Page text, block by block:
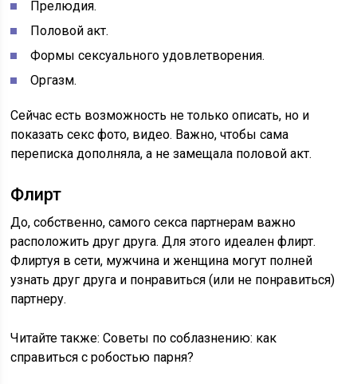
Прелюдия.
Половой акт.
Формы сексуального удовлетворения.
Оргазм.
Сейчас есть возможность не только описать, но и
показать секс фото, видео. Важно, чтобы сама
переписка дополняла, а не замещала половой акт.
Флирт
До, собственно, самого секса партнерам важно
расположить друг друга. Для этого идеален флирт.
Флиртуя в сети, мужчина и женщина могут полней
узнать друг друга и понравиться (или не понравиться)
партнеру.
Читайте также: Советы по соблазнению: как
справиться с робостью парня?